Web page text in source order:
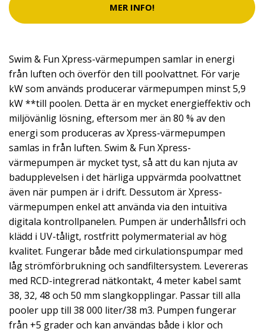
MER INFO!
Swim & Fun Xpress-värmepumpen samlar in energi
från luften och överför den till poolvattnet. För varje
kW som används producerar värmepumpen minst 5,9
kW **till poolen. Detta är en mycket energieffektiv och
miljövänlig lösning, eftersom mer än 80 % av den
energi som produceras av Xpress-värmepumpen
samlas in från luften. Swim & Fun Xpress-
värmepumpen är mycket tyst, så att du kan njuta av
badupplevelsen i det härliga uppvärmda poolvattnet
även när pumpen är i drift. Dessutom är Xpress-
värmepumpen enkel att använda via den intuitiva
digitala kontrollpanelen. Pumpen är underhållsfri och
klädd i UV-tåligt, rostfritt polymermaterial av hög
kvalitet. Fungerar både med cirkulationspumpar med
låg strömförbrukning och sandfiltersystem. Levereras
med RCD-integrerad nätkontakt, 4 meter kabel samt
38, 32, 48 och 50 mm slangkopplingar. Passar till alla
pooler upp till 38 000 liter/38 m3. Pumpen fungerar
från +5 grader och kan användas både i klor och